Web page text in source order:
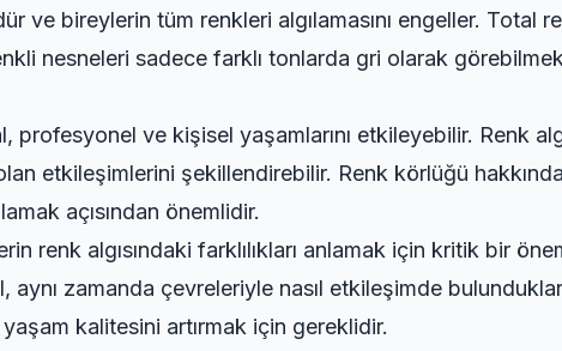
ve bireylerin tüm renkleri algılamasını engeller. Total
nesneleri sadece farklı tonlarda gri olarak
ve kişisel yaşamlarını etkileyebilir. Renk
etkileşimlerini şekillendirebilir. Renk körlüğü
açısından önemlidir.
renk algısındaki farklılıkları anlamak için kritik bir
zamanda çevreleriyle nasıl etkileşimde
kalitesini artırmak için gereklidir.